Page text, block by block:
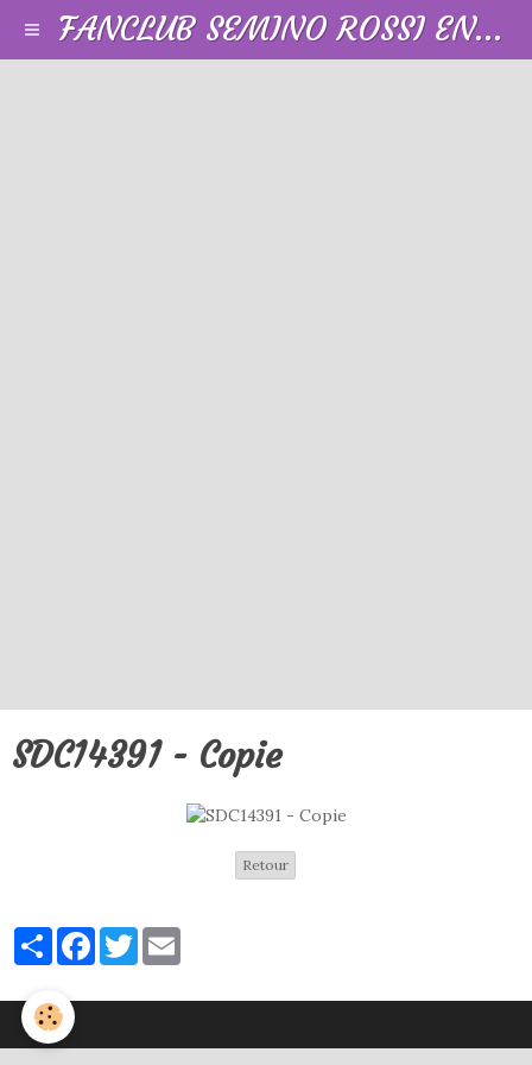
FANCLUB SEMINO ROSSI EN FRANCE
SDC14391 - Copie
Retour
PartagerFacebook
Twitter